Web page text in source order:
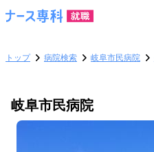
トップ 病院検索 岐阜市民病院
岐阜市民病院